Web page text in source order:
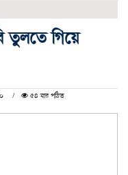
তুলতে গিয়ে
৫৪ বার পঠিত